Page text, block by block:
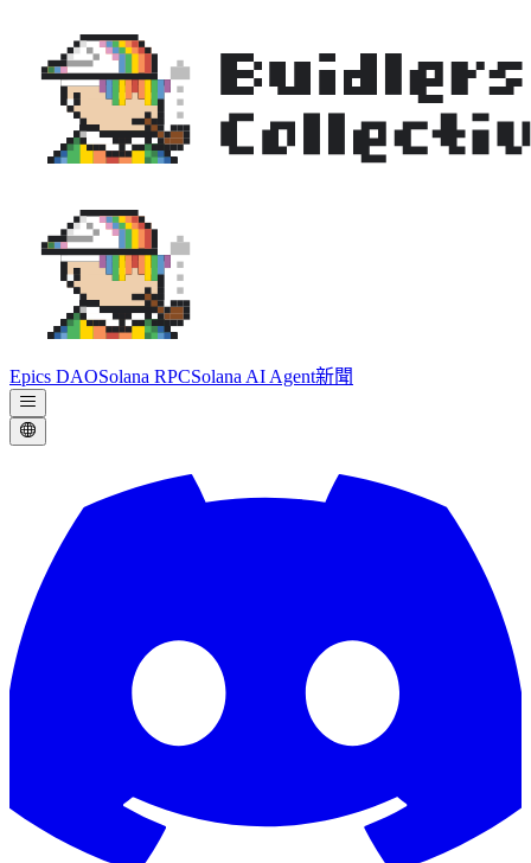
Epics DAOSolana RPCSolana AI Agent新聞